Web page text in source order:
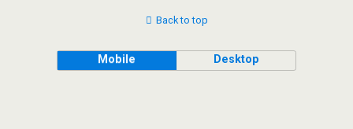
Back to top
Mobile Desktop